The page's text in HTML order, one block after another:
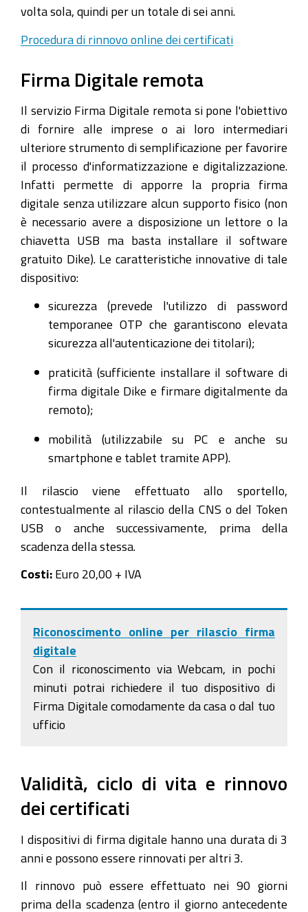
volta sola, quindi per un totale di sei anni.
Procedura di rinnovo online dei certificati
Firma Digitale remota
Il servizio Firma Digitale remota si pone l'obiettivo
di fornire alle imprese o ai loro intermediari
ulteriore strumento di semplificazione per favorire
il processo d'informatizzazione e digitalizzazione.
Infatti permette di apporre la propria firma
digitale senza utilizzare alcun supporto fisico (non
è necessario avere a disposizione un lettore o la
chiavetta USB ma basta installare il software
gratuito Dike). Le caratteristiche innovative di tale
dispositivo:
sicurezza (prevede l'utilizzo di password
temporanee OTP che garantiscono elevata
sicurezza all'autenticazione dei titolari);
praticità (sufficiente installare il software di
firma digitale Dike e firmare digitalmente da
remoto);
mobilità (utilizzabile su PC e anche su
smartphone e tablet tramite APP).
Il rilascio viene effettuato allo sportello,
contestualmente al rilascio della CNS o del Token
USB o anche successivamente, prima della
scadenza della stessa.
Costi: Euro 20,00 + IVA
Riconoscimento online per rilascio firma
digitale
Con il riconoscimento via Webcam, in pochi
minuti potrai richiedere il tuo dispositivo di
Firma Digitale comodamente da casa o dal tuo
ufficio
Validità, ciclo di vita e rinnovo
dei certificati
I dispositivi di firma digitale hanno una durata di 3
anni e possono essere rinnovati per altri 3.
Il rinnovo può essere effettuato nei 90 giorni
prima della scadenza (entro il giorno antecedente